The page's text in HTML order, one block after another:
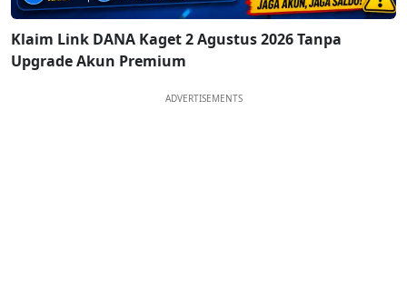
Klaim Link DANA Kaget 2 Agustus 2026 Tanpa
Upgrade Akun Premium
ADVERTISEMENTS